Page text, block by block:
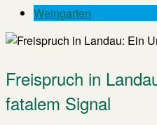
Weingarten
Freispruch in
fatalem Signal